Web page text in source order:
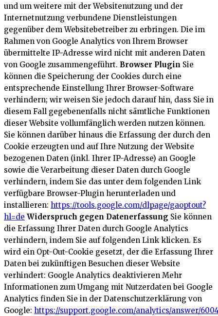
und um weitere mit der Websitenutzung und der
Internetnutzung verbundene Dienstleistungen
gegenüber dem Websitebetreiber zu erbringen. Die im
Rahmen von Google Analytics von Ihrem Browser
übermittelte IP-Adresse wird nicht mit anderen Daten
von Google zusammengeführt. Browser Plugin Sie
können die Speicherung der Cookies durch eine
entsprechende Einstellung Ihrer Browser-Software
verhindern; wir weisen Sie jedoch darauf hin, dass Sie in
diesem Fall gegebenenfalls nicht sämtliche Funktionen
dieser Website vollumfänglich werden nutzen können.
Sie können darüber hinaus die Erfassung der durch den
Cookie erzeugten und auf Ihre Nutzung der Website
bezogenen Daten (inkl. Ihrer IP-Adresse) an Google
sowie die Verarbeitung dieser Daten durch Google
verhindern, indem Sie das unter dem folgenden Link
verfügbare Browser-Plugin herunterladen und
installieren: https://tools.google.com/dlpage/gaoptout?
hl=de Widerspruch gegen Datenerfassung Sie können
die Erfassung Ihrer Daten durch Google Analytics
verhindern, indem Sie auf folgenden Link klicken. Es
wird ein Opt-Out-Cookie gesetzt, der die Erfassung Ihrer
Daten bei zukünftigen Besuchen dieser Website
verhindert: Google Analytics deaktivieren Mehr
Informationen zum Umgang mit Nutzerdaten bei Google
Analytics finden Sie in der Datenschutzerklärung von
Google: https://support.google.com/analytics/answer/